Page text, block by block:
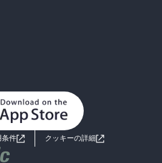
条件 クッキーの詳細